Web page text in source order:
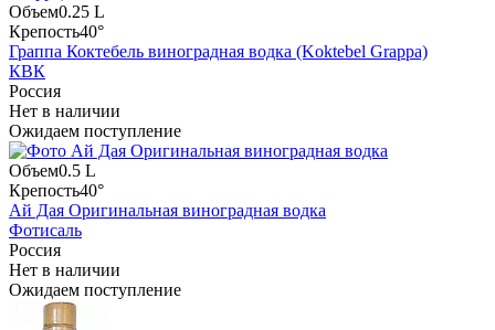
Объем0.25 L
Крепость40°
Граппа Коктебель виноградная водка (Koktebel Grappa)
КВК
Россия
Нет в наличии
Ожидаем поступление
Объем0.5 L
Крепость40°
Ай Дая Оригинальная виноградная водка
Фотисаль
Россия
Нет в наличии
Ожидаем поступление